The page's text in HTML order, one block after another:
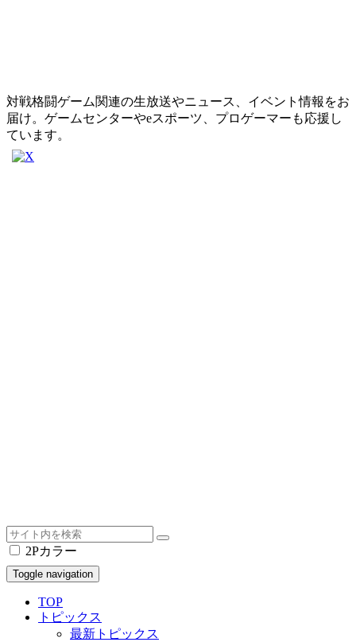
対戦格闘ゲーム関連の生放送やニュース、イベント情報をお
届け。ゲームセンターやeスポーツ、プロゲーマーも応援し
ています。
2Pカラー
Toggle navigation
TOP
トピックス
最新トピックス